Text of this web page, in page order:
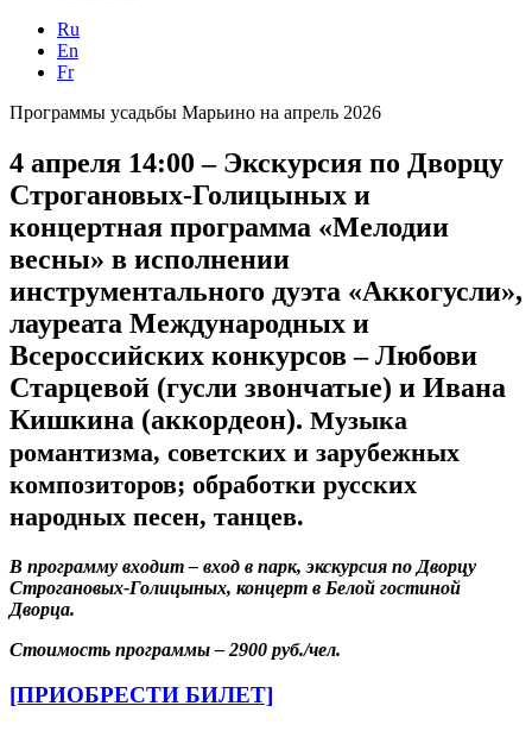
Ru
En
Fr
Программы усадьбы Марьино на апрель 2026
4 апреля 14:00 – Экскурсия по Дворцу
Строгановых-Голицыных и
концертная программа «Мелодии
весны» в исполнении
инструментального дуэта «Аккогусли»,
лауреата Международных и
Всероссийских конкурсов – Любови
Старцевой (гусли звончатые) и Ивана
Кишкина (аккордеон). Музыка
романтизма, советских и зарубежных
композиторов; обработки русских
народных песен, танцев.
В программу входит – вход в парк, экскурсия по Дворцу
Строгановых-Голицыных, концерт в Белой гостиной
Дворца.
Стоимость программы – 2900 руб./чел.
[ПРИОБРЕСТИ БИЛЕТ]